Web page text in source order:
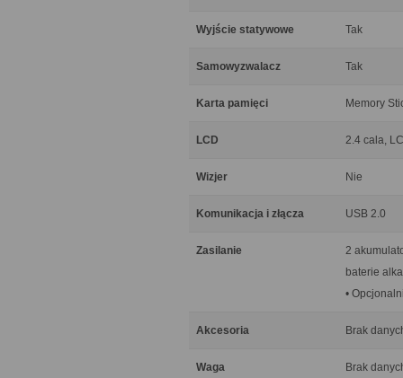
Wyjście statywowe Tak
Samowyzwalacz Tak
Karta pamięci Memory
LCD 2.4 cala,
Wizjer Nie
Komunikacja i złącza USB 2.0
Zasilanie
2
baterie
•
Akcesoria Brak
Waga Brak